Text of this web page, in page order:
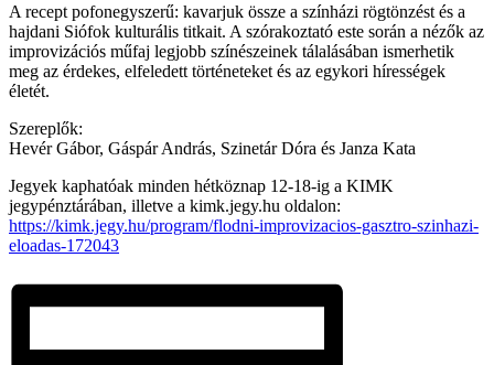
A recept pofonegyszerű: kavarjuk össze a színházi rögtönzést és a
hajdani Siófok kulturális titkait. A szórakoztató este során a nézők az
improvizációs műfaj legjobb színészeinek tálalásában ismerhetik
meg az érdekes, elfeledett történeteket és az egykori hírességek
életét.
Szereplők:
Hevér Gábor, Gáspár András, Szinetár Dóra és Janza Kata
Jegyek kaphatóak minden hétköznap 12-18-ig a KIMK
jegypénztárában, illetve a kimk.jegy.hu oldalon:
https://kimk.jegy.hu/program/flodni-improvizacios-gasztro-szinhazi-
eloadas-172043